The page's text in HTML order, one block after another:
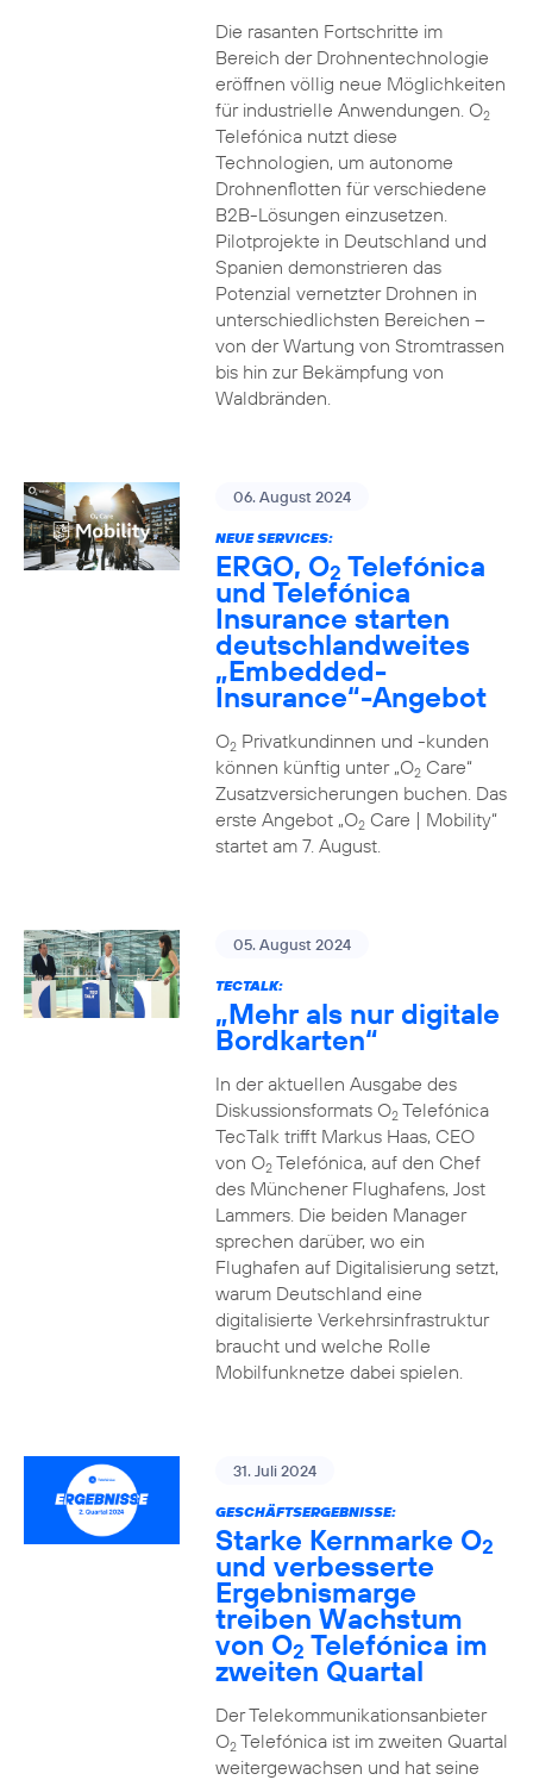
Die rasanten Fortschritte im
Bereich der Drohnentechnologie
eröffnen völlig neue Möglichkeiten
für industrielle Anwendungen. O2
Telefónica nutzt diese
Technologien, um autonome
Drohnenflotten für verschiedene
B2B-Lösungen einzusetzen.
Pilotprojekte in Deutschland und
Spanien demonstrieren das
Potenzial vernetzter Drohnen in
unterschiedlichsten Bereichen –
von der Wartung von Stromtrassen
bis hin zur Bekämpfung von
Waldbränden.
06. August 2024
NEUE SERVICES:
ERGO, O2 Telefónica
und Telefónica
Insurance starten
deutschlandweites
„Embedded-
Insurance“-Angebot
O2Privatkundinnen und -kunden
können künftig unter „O2Care“
Zusatzversicherungen buchen. Das
erste Angebot „O2Care | Mobility“
startet am 7. August.
05. August 2024
TECTALK:
„Mehr als nur digitale
Bordkarten“
In der aktuellen Ausgabe des
Diskussionsformats O2Telefónica
TecTalk trifft Markus Haas, CEO
von O2Telefónica, auf den Chef
des Münchener Flughafens, Jost
Lammers. Die beiden Manager
sprechen darüber, wo ein
Flughafen auf Digitalisierung setzt,
warum Deutschland eine
digitalisierte Verkehrsinfrastruktur
braucht und welche Rolle
Mobilfunknetze dabei spielen.
31. Juli 2024
GESCHÄFTSERGEBNISSE:
Starke Kernmarke O2
und verbesserte
Ergebnismarge
treiben Wachstum
von O2 Telefónica im
zweiten Quartal
Der Telekommunikationsanbieter
O2Telefónica ist im zweiten Quartal
weitergewachsen und hat seine